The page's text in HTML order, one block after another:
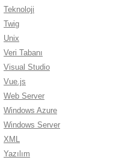
Teknoloji
Twig
Unix
Veri Tabanı
Visual Studio
Vue.js
Web Server
Windows Azure
Windows Server
XML
Yazılım